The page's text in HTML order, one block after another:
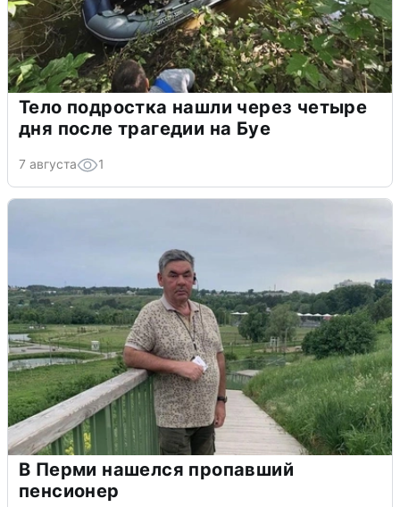
Тело подростка нашли через четыре
дня после трагедии на Буе
7 августа 1
В Перми нашелся пропавший
пенсионер